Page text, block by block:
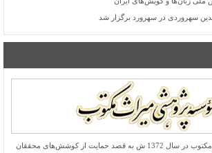
سهروردی در سهرورد برگزار شد
مؤسسه پژوهشی میراث مكتوب در سال 1372 ش به قصد حمایت از كوشش‌های محققان